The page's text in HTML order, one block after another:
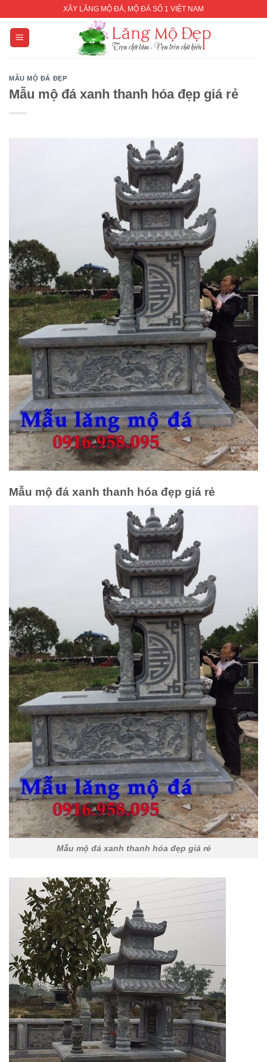
content
XÂY LĂNG MỘ ĐÁ, MỘ ĐÁ SỐ 1 VIỆT NAM
MẪU MỘ ĐÁ ĐẸP
Mẫu mộ đá xanh thanh hóa đẹp giá rẻ
Mẫu mộ đá xanh thanh hóa đẹp giá rẻ
Mẫu mộ đá xanh thanh hóa đẹp giá rẻ